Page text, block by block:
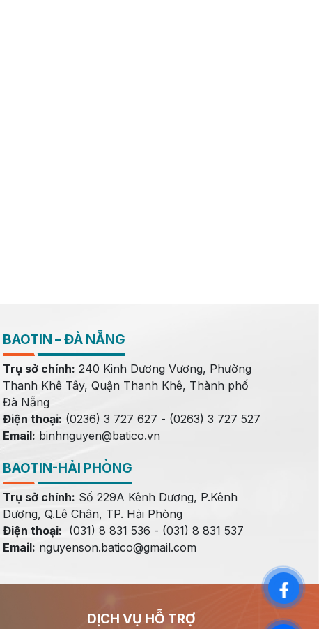
BAOTIN – ĐÀ NẴNG
Trụ sở chính: 240 Kinh Dương Vương, Phường
Thanh Khê Tây, Quận Thanh Khê, Thành phố
Đà Nẵng
Điện thoại: (0236) 3 727 627 - (0263) 3 727 527
Email: binhnguyen@batico.vn
BAOTIN-HẢI PHÒNG
Trụ sở chính: Số 229A Kênh Dương, P.Kênh
Dương, Q.Lê Chân, TP. Hải Phòng
Điện thoại: (031) 8 831 536 - (031) 8 831 537
Email: nguyenson.batico@gmail.com
DỊCH VỤ HỖ TRỢ